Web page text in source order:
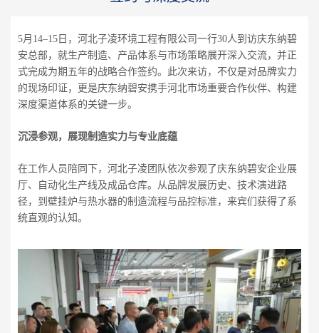
5月14–15日，河北子凌环境工程有限公司一行30人到访庆东纳碧
安总部，就生产制造、产品体系与市场策略展开深入交流，并正
式完成为期五年的战略合作签约。此次来访，不仅是对品牌实力
的现场印证，更是庆东纳碧安携手河北市场重要合作伙伴、构建
深度渠道体系的关键一步。
沉浸参观，展现制造实力与专业底蕴
在工作人员陪同下，河北子凌团队依次参观了庆东纳碧安企业展
厅、自动化生产线及成品仓库。从品牌发展历史、技术演进路
径，到壁挂炉与热水器的制造流程与品控标准，来宾们获得了系
统直观的认知。